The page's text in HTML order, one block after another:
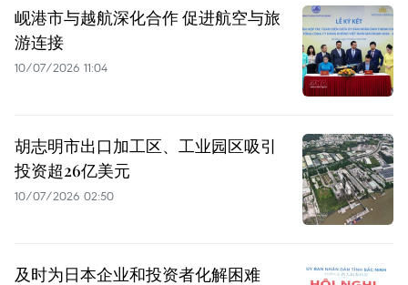
岘港市与越航深化合作 促进航空与旅
游连接
10/07/2026 11:04
胡志明市出口加工区、工业园区吸引
投资超26亿美元
10/07/2026 02:50
及时为日本企业和投资者化解困难